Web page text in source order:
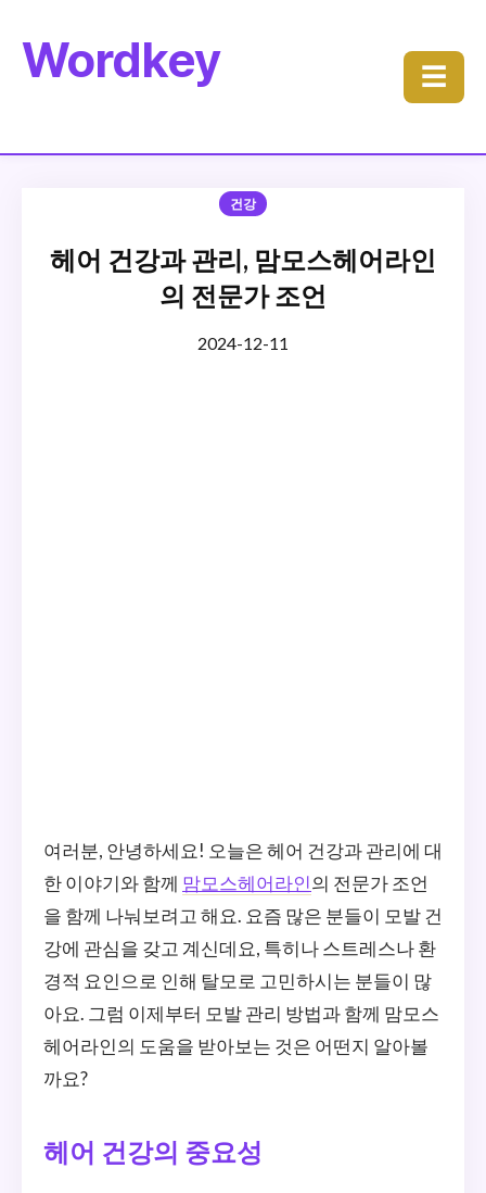
Wordkey ☰
건강
헤어 건강과 관리, 맘모스헤어라인
의 전문가 조언
2024-12-11
여러분, 안녕하세요! 오늘은 헤어 건강과 관리에 대
한 이야기와 함께 맘모스헤어라인의 전문가 조언
을 함께 나눠보려고 해요. 요즘 많은 분들이 모발 건
강에 관심을 갖고 계신데요, 특히나 스트레스나 환
경적 요인으로 인해 탈모로 고민하시는 분들이 많
아요. 그럼 이제부터 모발 관리 방법과 함께 맘모스
헤어라인의 도움을 받아보는 것은 어떤지 알아볼
까요?
헤어 건강의 중요성